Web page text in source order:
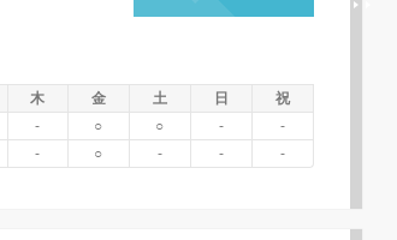
木 金 土 日
祝
- ○ ○ -
-
- ○ - - -